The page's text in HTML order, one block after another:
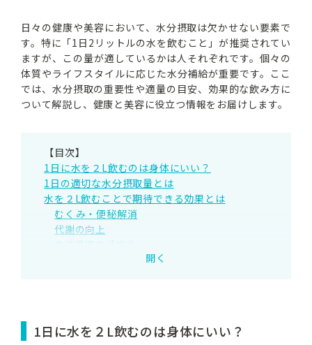
日々の健康や美容において、水分摂取は欠かせない要素で
す。特に「1日2リットルの水を飲むこと」が推奨されてい
ますが、この量が適しているかは人それぞれです。個々の
体質やライフスタイルに応じた水分補給が重要です。ここ
では、水分摂取の重要性や適量の目安、効果的な飲み方に
ついて解説し、健康と美容に役立つ情報をお届けします。
【目次】
開く
1日に水を２L飲むのは身体にいい？
1日の適切な水分摂取量とは
水を２L飲むことで期待できる効果とは
むくみ・便秘解消
代謝の向上
血液循環の活性化
おいしいミネラルウォーターを選ぶ
1日に水を２L飲むのは身体にいい？